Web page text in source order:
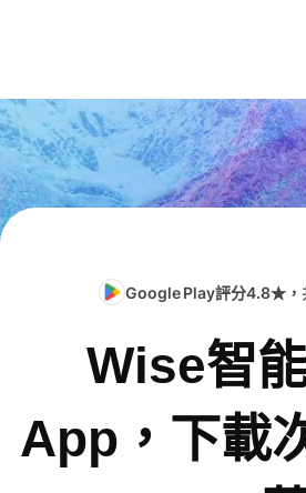
Google Play評分4.8★，
Wise智
App，下載